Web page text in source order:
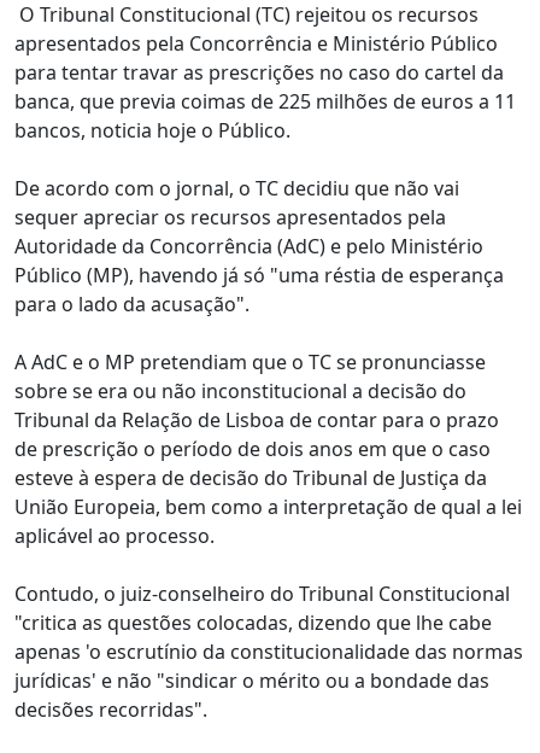
O Tribunal Constitucional (TC) rejeitou os recursos
apresentados pela Concorrência e Ministério Público
para tentar travar as prescrições no caso do cartel da
banca, que previa coimas de 225 milhões de euros a 11
bancos, noticia hoje o Público.
De acordo com o jornal, o TC decidiu que não vai
sequer apreciar os recursos apresentados pela
Autoridade da Concorrência (AdC) e pelo Ministério
Público (MP), havendo já só "uma réstia de esperança
para o lado da acusação".
A AdC e o MP pretendiam que o TC se pronunciasse
sobre se era ou não inconstitucional a decisão do
Tribunal da Relação de Lisboa de contar para o prazo
de prescrição o período de dois anos em que o caso
esteve à espera de decisão do Tribunal de Justiça da
União Europeia, bem como a interpretação de qual a lei
aplicável ao processo.
Contudo, o juiz-conselheiro do Tribunal Constitucional
"critica as questões colocadas, dizendo que lhe cabe
apenas 'o escrutínio da constitucionalidade das normas
jurídicas' e não "sindicar o mérito ou a bondade das
decisões recorridas".